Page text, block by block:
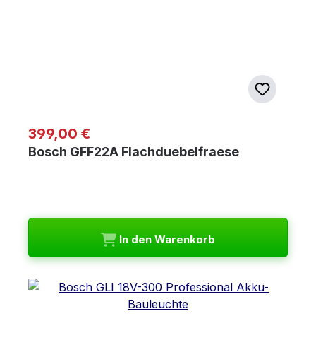
Regulärer Preis:
399,00 €
Bosch GFF22A Flachduebelfraese
In den Warenkorb